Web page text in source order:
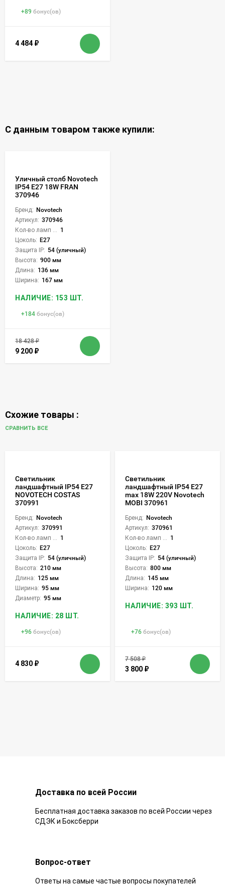
+89 бонус(ов)
4 484 ₽
С данным товаром также купили:
Уличный столб Novotech
IP54 E27 18W FRAN
370946
Бренд: Novotech
Артикул: 370946
1
Цоколь: E27
Защита IP: 54 (уличный)
Высота: 900 мм
Длина: 136 мм
Ширина: 167 мм
НАЛИЧИЕ: 153 ШТ.
+184 бонус(ов)
18 428₽
9 200 ₽
Схожие товары :
СРАВНИТЬ ВСЕ
Светильник
ландшафтный IP54 E27
NOVOTECH COSTAS
370991
Бренд: Novotech
Артикул: 370991
1
Цоколь: E27
Защита IP: 54 (уличный)
Высота: 210 мм
Длина: 125 мм
Ширина: 95 мм
Диаметр: 95 мм
НАЛИЧИЕ: 28 ШТ.
+96 бонус(ов)
4 830 ₽
Светильник
ландшафтный IP54 E27
max 18W 220V Novotech
MOBI 370961
Бренд: Novotech
Артикул: 370961
1
Цоколь: E27
Защита IP: 54 (уличный)
Высота: 800 мм
Длина: 145 мм
Ширина: 120 мм
НАЛИЧИЕ: 393 ШТ.
+76 бонус(ов)
7 508₽
3 800 ₽
Доставка по всей России
Бесплатная доставка заказов по всей России через
СДЭК и Боксберри
Вопрос-ответ
Ответы на самые частые вопросы покупателей